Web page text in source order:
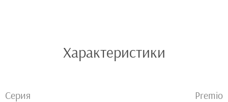
Характеристики
Серия Premio